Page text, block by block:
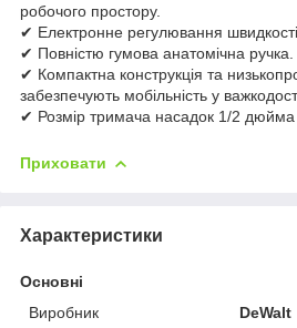
робочого простору.
✔ Електронне регулювання
✔ Повністю гумова анатомічна ручка.
✔ Компактна конструкція та
забезпечують мобільність у
✔ Розмір тримача насадок 1/2 дюйма
Приховати
Характеристики
Основні
Виробник
DeWalt